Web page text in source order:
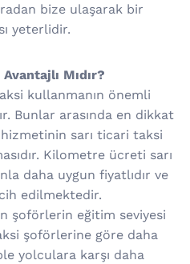
bize ulaşarak bir
yeterlidir.
Mıdır?
kullanmanın önemli
Bunlar arasında en dikkat
sarı ticari taksi
Kilometre ücreti sarı
daha uygun fiyatlıdır ve
edilmektedir.
şoförlerin eğitim seviyesi
şoförlerine göre daha
yolculara karşı daha